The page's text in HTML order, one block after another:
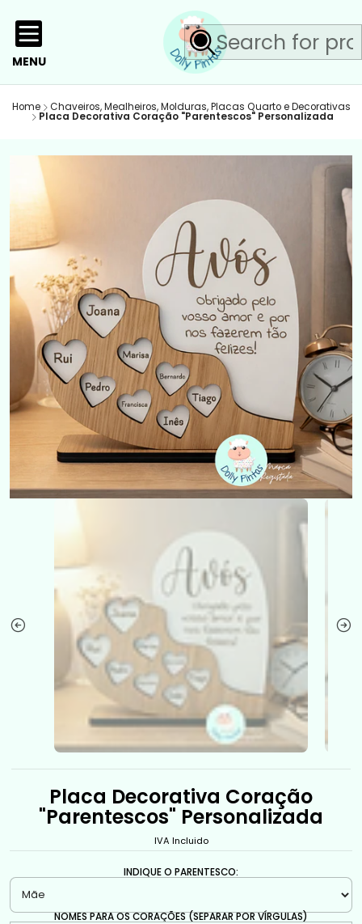
MENU
Home Chaveiros, Mealheiros, Molduras, Placas Quarto e Decorativas
Placa Decorativa Coração "Parentescos" Personalizada
Placa Decorativa Coração
"Parentescos" Personalizada
IVA Incluido
INDIQUE O PARENTESCO:
NOMES PARA OS CORAÇÕES (SEPARAR POR VÍRGULAS)